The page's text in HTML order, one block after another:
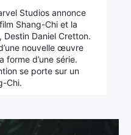
Studios annonce
Shang-Chi et la
Destin Daniel Cretton.
nouvelle œuvre
forme d’une série.
se porte sur un
Chi.